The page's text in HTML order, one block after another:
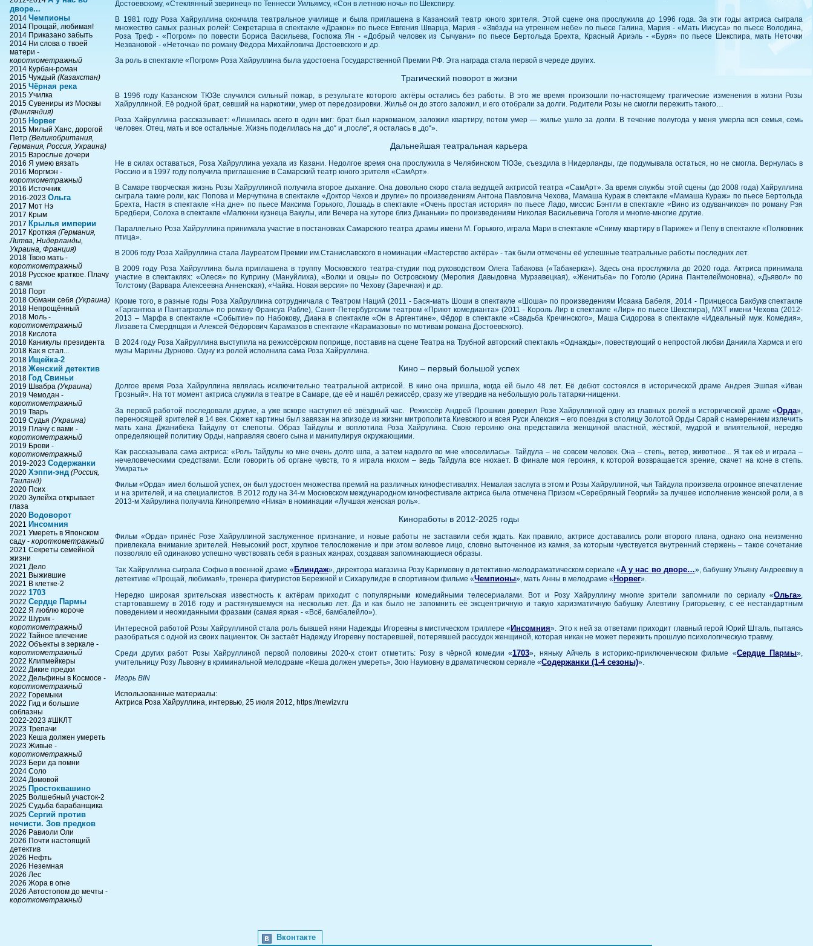
дворе...
2014Чемпионы
2014 Прощай, любимая!
2014 Приказано забыть
2014 Ни слова о твоей
матери -
короткометражный
2014 Курбан-роман
2015 Чуждый(Казахстан)
2015Чёрная река
2015 Училка
2015 Сувениры из Москвы
(Финляндия)
2015 Норвег
2015 Милый Ханс, дорогой
Петр(Великобритания,
Германия, Россия, Украина)
2015 Взрослые дочери
2016 Я умею вязать
2016 Моргмэн -
короткометражный
2016 Источник
2016-2023Ольга
2017 Мот Нэ
2017 Крым
2017 Крылья империи
2017 Кроткая(Германия,
Литва, Нидерланды,
Украина, Франция)
2018 Твою мать -
короткометражный
2018 Русское краткое. Плачу
с вами
2018 Порт
2018 Обмани себя(Украина)
2018 Непрощённый
2018 Моль -
короткометражный
2018 Кислота
2018 Каникулы президента
2018 Как я стал...
2018 Ищейка-2
2018Женский детектив
2018 Год Свиньи
2019 Швабра(Украина)
2019 Чемодан -
короткометражный
2019 Тварь
2019 Судья(Украина)
2019 Плачу с вами -
короткометражный
2019 Брови -
короткометражный
2019-2023Содержанки
2020Хэппи-энд (Россия,
Таиланд)
2020 Псих
2020 Зулейха открывает
глаза
2020 Водоворот
2021 Инсомния
2021 Умереть в Японском
саду -короткометражный
2021 Секреты семейной
жизни
2021 Дело
2021 Выжившие
2021 В клетке-2
20221703
2022Сердце Пармы
2022 Я люблю короче
2022 Шурик -
короткометражный
2022 Тайное влечение
2022 Объекты в зеркале -
короткометражный
2022 Клипмейкеры
2022 Дикие предки
2022 Дельфины в Космосе -
короткометражный
2022 Горемыки
2022 Гид и большие
соблазны
2022-2023 #ШКЛТ
2023 Трепачи
2023 Кеша должен умереть
2023 Живые -
короткометражный
2023 Бери да помни
2024 Соло
2024 Домовой
2025 Простоквашино
2025 Волшебный участок-2
2025 Судьба барабанщика
2025Сергий против
нечисти. Зов предков
2026 Равиоли Оли
2026 Почти настоящий
детектив
2026 Нефть
2026 Неземная
2026 Лес
2026 Жора в огне
2026 Автостопом до мечты -
короткометражный
Достоевскому, «Стеклянный зверинец» по Теннесси Уильямсу, «Сон в летнюю ночь» по Шекспиру.
В 1981 году Роза Хайруллина окончила театральное училище и была приглашена в Казанский театр юного зрителя. Этой сцене она прослужила до 1996 года. За эти годы актриса сыграла
множество самых разных ролей: Секретарша в спектакле «Дракон» по пьесе Евгения Шварца, Мария - «Звёзды на утреннем небе» по пьесе Галина, Мария - «Мать Иисуса» по пьесе Володина,
Роза Треф - «Погром» по повести Бориса Васильева, Госпожа Ян - «Добрый человек из Сычуани» по пьесе Бертольда Брехта, Красный Ариэль - «Буря» по пьесе Шекспира, мать Неточки
Незвановой - «Неточка» по роману Фёдора Михайловича Достоевского и др.
За роль в спектакле «Погром» Роза Хайруллина была удостоена Государственной Премии РФ. Эта награда стала первой в череде других.
Трагический поворот в жизни
В 1996 году Казанском ТЮЗе случился сильный пожар, в результате которого актёры остались без работы. В это же время произошли по-настоящему трагические изменения в жизни Розы
Хайруллиной. Её родной брат, севший на наркотики, умер от передозировки. Жильё он до этого заложил, и его отобрали за долги. Родители Розы не смогли пережить такого…
Роза Хайруллина рассказывает: «Лишилась всего в один миг: брат был наркоманом, заложил квартиру, потом умер — жилье ушло за долги. В течение полугода у меня умерла вся семья, семь
человек. Отец, мать и все остальные. Жизнь поделилась на „до“ и „после“, я осталась в „до“».
Дальнейшая театральная карьера
Не в силах оставаться, Роза Хайруллина уехала из Казани. Недолгое время она прослужила в Челябинском ТЮЗе, съездила в Нидерланды, где подумывала остаться, но не смогла. Вернулась в
Россию и в 1997 году получила приглашение в Самарский театр юного зрителя «СамАрт».
В Самаре творческая жизнь Розы Хайруллиной получила второе дыхание. Она довольно скоро стала ведущей актрисой театра «СамАрт». За время службы этой сцены (до 2008 года) Хайруллина
сыграла такие роли, как: Попова и Мерчуткина в спектакле «Доктор Чехов и другие» по произведениям Антона Павловича Чехова, Мамаша Кураж в спектакле «Мамаша Кураж» по пьесе Бертольда
Брехта, Настя в спектакле «На дне» по пьесе Максима Горького, Лошадь в спектакле «Очень простая история» по пьесе Ладо, миссис Бэнтли в спектакле «Вино из одуванчиков» по роману Рэя
Бредбери, Солоха в спектакле «Малюнки кузнеца Вакулы, или Вечера на хуторе близ Диканьки» по произведениям Николая Васильевича Гоголя и многие-многие другие.
Параллельно Роза Хайруллина принимала участие в постановках Самарского театра драмы имени М. Горького, играла Мари в спектакле «Сниму квартиру в Париже» и Пепу в спектакле «Полковник
птица».
В 2006 году Роза Хайруллина стала Лауреатом Премии им.Станиславского в номинации «Мастерство актёра» - так были отмечены её успешные театральные работы последних лет.
В 2009 году Роза Хайруллина была приглашена в труппу Московского театра-студии под руководством Олега Табакова («Табакерка»). Здесь она прослужила до 2020 года. Актриса принимала
участие в спектаклях: «Олеся» по Куприну (Мануйлиха), «Волки и овцы» по Островскому (Меропия Давыдовна Мурзавецкая), «Женитьба» по Гоголю (Арина Пантелеймоновна), «Дьявол» по
Толстому (Варвара Алексеевна Анненская), «Чайка. Новая версия» по Чехову (Заречная) и др.
Кроме того, в разные годы Роза Хайруллина сотрудничала с Театром Наций (2011 - Бася-мать Шоши в спектакле «Шоша» по произведениям Исаака Бабеля, 2014 - Принцесса Бакбукв спектакле
«Гаргантюа и Пантагрюэль» по роману Франсуа Рабле), Санкт-Петербургским театром «Приют комедианта» (2011 - Король Лир в спектакле «Лир» по пьесе Шекспира), МХТ имени Чехова (2012-
2013 – Марфа в спектакле «Событие» по Набокову, Диана в спектакле «Он в Аргентине», Фёдор в спектакле «Свадьба Кречинского», Маша Сидорова в спектакле «Идеальный муж. Комедия»,
Лизавета Смердящая и Алексей Фёдорович Карамазов в спектакле «Карамазовы» по мотивам романа Достоевского).
В 2024 году Роза Хайруллина выступила на режиссёрском поприще, поставив на сцене Театра на Трубной авторский спектакль «Однажды», повествующий о непростой любви Даниила Хармса и его
музы Марины Дурново. Одну из ролей исполнила сама Роза Хайруллина.
Кино – первый большой успех
Долгое время Роза Хайруллина являлась исключительно театральной актрисой. В кино она пришла, когда ей было 48 лет. Её дебют состоялся в исторической драме Андрея Эшпая «Иван
Грозный». На тот момент актриса служила в театре в Самаре, где её и нашёл режиссёр, сразу же утвердив на небольшую роль татарки-нищенки.
За первой работой последовали другие, а уже вскоре наступил её звёздный час. Режиссёр Андрей Прошкин доверил Розе Хайруллиной одну из главных ролей в исторической драме «Орда»,
переносящей зрителей в 14 век. Сюжет картины был завязан на эпизоде из жизни митрополита Киевского и всея Руси Алексия – его поездки в столицу Золотой Орды Сарай с намерением излечить
мать хана Джанибека Тайдулу от слепоты. Образ Тайдулы и воплотила Роза Хайрулина. Свою героиню она представила женщиной властной, жёсткой, мудрой и влиятельной, нередко
определяющей политику Орды, направляя своего сына и манипулируя окружающими.
Как рассказывала сама актриса: «Роль Тайдулы ко мне очень долго шла, а затем надолго во мне «поселилась». Тайдула – не совсем человек. Она – степь, ветер, животное... Я так её и играла –
нечеловеческими средствами. Если говорить об органе чувств, то я играла нюхом – ведь Тайдула все нюхает. В финале моя героиня, к которой возвращается зрение, скачет на коне в степь.
Умирать»
Фильм «Орда» имел большой успех, он был удостоен множества премий на различных кинофестивалях. Немалая заслуга в этом и Розы Хайруллиной, чья Тайдула произвела огромное впечатление
и на зрителей, и на специалистов. В 2012 году на 34-м Московском международном кинофестивале актриса была отмечена Призом «Серебряный Георгий» за лучшее исполнение женской роли, а в
2013-м Хайрулина получила Кинопремию «Ника» в номинации «Лучшая женская роль».
Киноработы в 2012-2025 годы
Фильм «Орда» принёс Розе Хайруллиной заслуженное признание, и новые работы не заставили себя ждать. Как правило, актрисе доставались роли второго плана, однако она неизменно
привлекала внимание зрителей. Невысокий рост, хрупкое телосложение и при этом волевое лицо, словно выточенное из камня, за которым чувствуется внутренний стержень – такое сочетание
позволяло ей одинаково успешно чувствовать себя в разных жанрах, создавая запоминающиеся образы.
Так Хайруллина сыграла Софью в военной драме « Блиндаж», директора магазина Розу Каримовну в детективно-мелодраматическом сериале «А у нас во дворе…», бабушку Ульяну Андреевну в
детективе «Прощай, любимая!», тренера фигуристов Бережной и Сихарулидзе в спортивном фильме «Чемпионы», мать Анны в мелодраме « Норвег».
Нередко широкая зрительская известность к актёрам приходит с популярными комедийными телесериалами. Вот и Розу Хайруллину многие зрители запомнили по сериалу «Ольга»,
стартовавшему в 2016 году и растянувшемуся на несколько лет. Да и как было не запомнить её эксцентричную и такую харизматичную бабушку Алевтину Григорьевну, с её нестандартным
поведением и неожиданными фразами (самая яркая - «Всё, бамбалейло»).
Интересной работой Розы Хайруллиной стала роль бывшей няни Надежды Игоревны в мистическом триллере « Инсомния». Это к ней за ответами приходит главный герой Юрий Шталь, пытаясь
разобраться с одной из своих пациенток. Он застаёт Надежду Игоревну постаревшей, потерявшей рассудок женщиной, которая никак не может пережить прошлую психологическую травму.
Среди других работ Розы Хайруллиной первой половины 2020-х стоит отметить: Розу в чёрной комедии «1703», няньку Айчель в историко-приключенческом фильме «Сердце Пармы»,
учительницу Розу Львовну в криминальной мелодраме «Кеша должен умереть», Зою Наумовну в драматическом сериале «Содержанки (1-4 сезоны)».
Игорь BIN
Использованные материалы:
Актриса Роза Хайруллина, интервью, 25 июля 2012, https://newizv.ru
Вконтакте